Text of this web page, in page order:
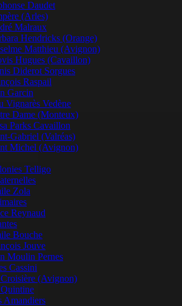
Daudet
(Arles)
Malraux
Hendricks (Orange)
Matthieu (Avignon)
Hugues (Cavaillon)
Diderot Sorgues
Raspail
Garcin
Vignarès Vedène
Dame (Monteux)
Parks Cavaillon
Gabriel (Valréas)
Michel (Avignon)
Telligo
Zola
Reynaud
Bouche
Jouve
Moulin Pernes
Cassini
(Avignon)
Amandiers